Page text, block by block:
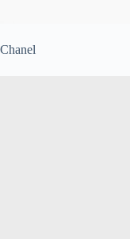
Chanel